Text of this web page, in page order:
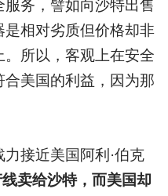
务，譬如向沙特出售
相对劣质但价格却非
所以，客观上在安全
美国的利益，因为那
接近美国阿利·伯克
卖给沙特，而美国却